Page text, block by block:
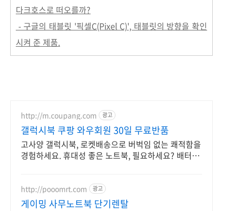
다크호스로 떠오를까?
- 구글의 태블릿 '픽셀C(Pixel C)', 태블릿의 방향을 확인
시켜 준 제품.
http://m.coupang.com 광고
갤럭시북 쿠팡 와우회원 30일 무료반품
고사양 갤럭시북, 로켓배송으로 버벅임 없는 쾌적함을
경험하세요. 휴대성 좋은 노트북, 필요하세요? 배터리
http://pooomrt.com 광고
게이밍 사무노트북 단기렌탈